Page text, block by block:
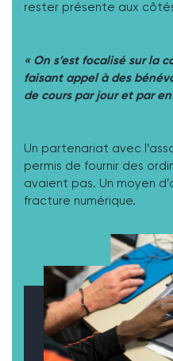
rester présente aux
« On s’est focalisé sur la
faisant appel à des
de cours par jour et par
Un partenariat avec
permis de fournir des
avaient pas. Un moyen
fracture numérique.